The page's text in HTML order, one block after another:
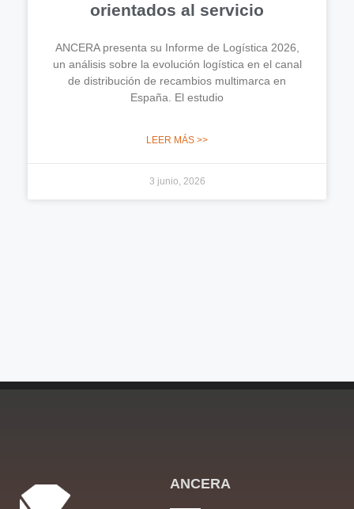
orientados al servicio
ANCERA presenta su Informe de Logística 2026,
un análisis sobre la evolución logística en el canal
de distribución de recambios multimarca en
España. El estudio
LEER MÁS >>
3 junio, 2026
ANCERA